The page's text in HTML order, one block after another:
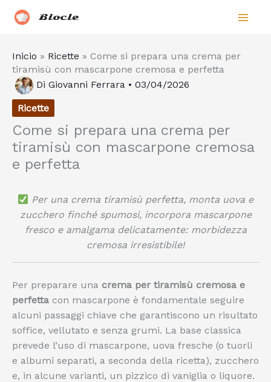
Biocle
Inicio » Ricette » Come si prepara una crema per
tiramisù con mascarpone cremosa e perfetta
Di Giovanni Ferrara • 03/04/2026
Ricette
Come si prepara una crema per
tiramisù con mascarpone cremosa
e perfetta
Per una crema tiramisù perfetta, monta uova e
zucchero finché spumosi, incorpora mascarpone
fresco e amalgama delicatamente: morbidezza
cremosa irresistibile!
Per preparare una crema per tiramisù cremosa e
perfetta con mascarpone è fondamentale seguire
alcuni passaggi chiave che garantiscono un risultato
soffice, vellutato e senza grumi. La base classica
prevede l’uso di mascarpone, uova fresche (o tuorli
e albumi separati, a seconda della ricetta), zucchero
e, in alcune varianti, un pizzico di vaniglia o liquore.